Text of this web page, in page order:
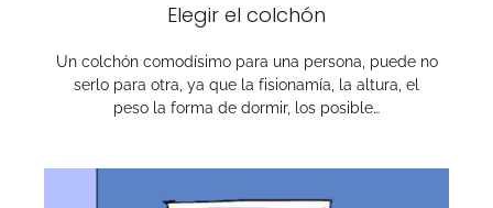
Elegir el colchón
Un colchón comodísimo para una persona, puede no
serlo para otra, ya que la fisionamía, la altura, el
peso la forma de dormir, los posible…